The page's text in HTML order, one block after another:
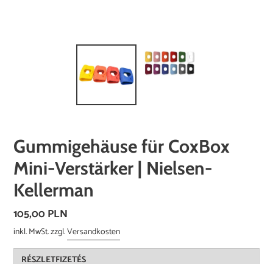
Gummigehäuse für CoxBox
Mini-Verstärker | Nielsen-
Kellerman
Normaler
Preis
105,00 PLN
inkl. MwSt. zzgl.Versandkosten
RÉSZLETFIZETÉS